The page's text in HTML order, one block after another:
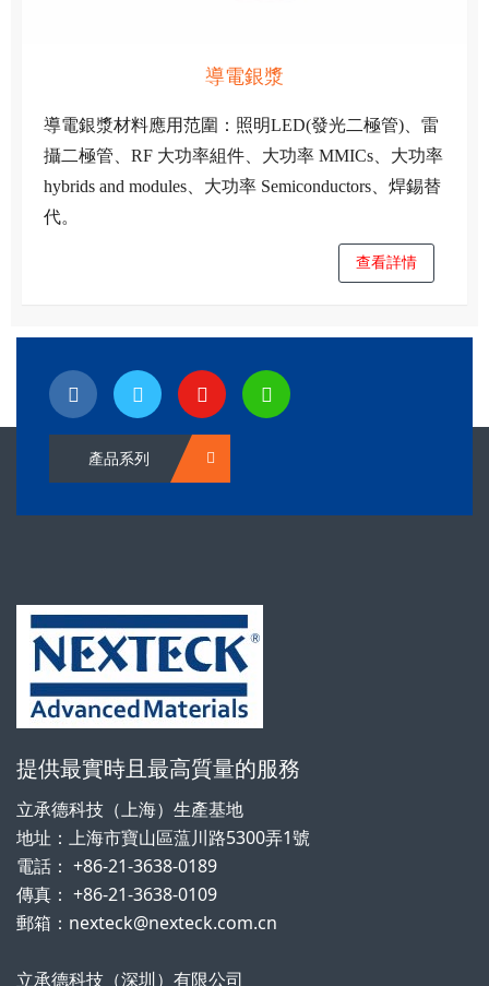
導電銀漿
導電銀漿材料應用范圍：照明LED(發光二極管)、雷
攝二極管、RF 大功率組件、大功率 MMICs、大功率
hybrids and modules、大功率 Semiconductors、焊錫替
代。
查看詳情
產品系列
提供最實時且最高質量的服務
立承德科技（上海）生產基地
地址：上海市寶山區蕰川路5300弄1號
電話： +86-21-3638-0189
傳真： +86-21-3638-0109
郵箱：nexteck@nexteck.com.cn
立承德科技（深圳）有限公司